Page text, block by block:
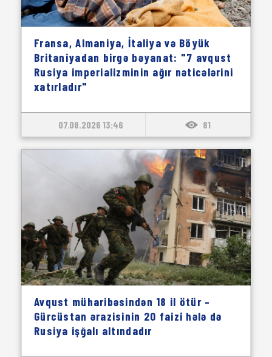
Fransa, Almaniya, İtaliya və Böyük
Britaniyadan birgə bəyanat: "7 avqust
Rusiya imperializminin ağır nəticələrini
xatırladır"
07.08.2026 13:46 81
Avqust müharibəsindən 18 il ötür –
Gürcüstan ərazisinin 20 faizi hələ də
Rusiya işğalı altındadır